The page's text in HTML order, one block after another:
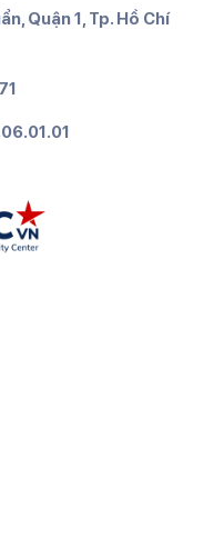
Quận 1, Tp. Hồ Chí